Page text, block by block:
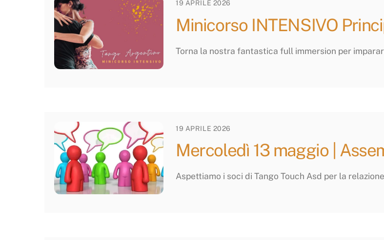
19 APRILE 2026
Minicorso INTENSIVO
Torna la nostra fantastica full immersion per
19 APRILE 2026
Mercoledì 13 maggio |
Aspettiamo i soci di Tango Touch Asd per la